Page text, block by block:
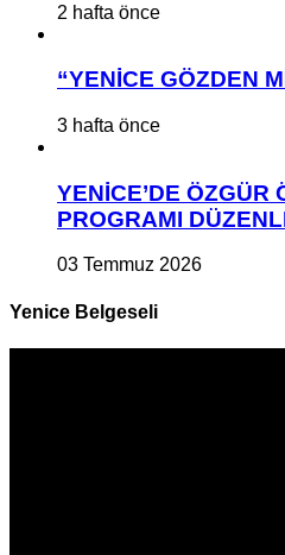
2 hafta önce
“YENİCE GÖZDEN
3 hafta önce
YENİCE’DE ÖZGÜR
PROGRAMI
03 Temmuz 2026
Yenice Belgeseli